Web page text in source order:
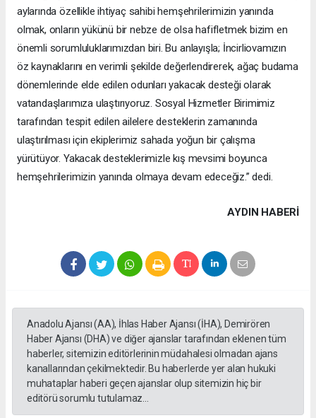
aylarında özellikle ihtiyaç sahibi hemşehrilerimizin yanında
olmak, onların yükünü bir nebze de olsa hafifletmek bizim en
önemli sorumluluklarımızdan biri. Bu anlayışla; İncirliovamızın
öz kaynaklarını en verimli şekilde değerlendirerek, ağaç budama
dönemlerinde elde edilen odunları yakacak desteği olarak
vatandaşlarımıza ulaştırıyoruz. Sosyal Hizmetler Birimimiz
tarafından tespit edilen ailelere desteklerin zamanında
ulaştırılması için ekiplerimiz sahada yoğun bir çalışma
yürütüyor. Yakacak desteklerimizle kış mevsimi boyunca
hemşehrilerimizin yanında olmaya devam edeceğiz.” dedi.
AYDIN HABERİ
Anadolu Ajansı (AA), İhlas Haber Ajansı (İHA), Demirören
Haber Ajansı (DHA) ve diğer ajanslar tarafından eklenen tüm
haberler, sitemizin editörlerinin müdahalesi olmadan ajans
kanallarından çekilmektedir. Bu haberlerde yer alan hukuki
muhataplar haberi geçen ajanslar olup sitemizin hiç bir
editörü sorumlu tutulamaz...